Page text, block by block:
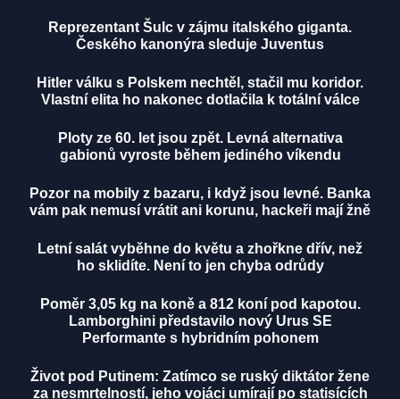
Reprezentant Šulc v zájmu italského giganta.
Českého kanonýra sleduje Juventus
Hitler válku s Polskem nechtěl, stačil mu koridor.
Vlastní elita ho nakonec dotlačila k totální válce
Ploty ze 60. let jsou zpět. Levná alternativa
gabionů vyroste během jediného víkendu
Pozor na mobily z bazaru, i když jsou levné. Banka
vám pak nemusí vrátit ani korunu, hackeři mají žně
Letní salát vyběhne do květu a zhořkne dřív, než
ho sklidíte. Není to jen chyba odrůdy
Poměr 3,05 kg na koně a 812 koní pod kapotou.
Lamborghini představilo nový Urus SE
Performante s hybridním pohonem
Život pod Putinem: Zatímco se ruský diktátor žene
za nesmrtelností, jeho vojáci umírají po statisících